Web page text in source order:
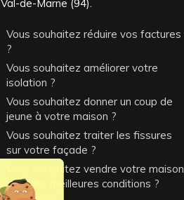
Val-de-Marne (94).
Vous souhaitez réduire vos factures
?
Vous souhaitez améliorer votre
isolation ?
Vous souhaitez donner un coup de
jeune à votre maison ?
Vous souhaitez traiter les fissures
sur votre façade ?
Vous souhaitez vendre votre maison
dans les meilleures conditions ?